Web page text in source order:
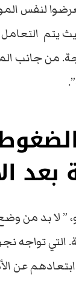
لنفس
يتم
من جانب
بعد
” لا بد من
التي تواجه
عن